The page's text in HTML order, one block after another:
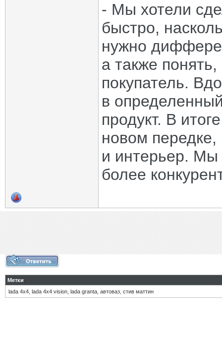
- Мы хотели
быстро,
нужно
а также
покупатель.
в
продукт. В
новом
и интерьер. Мы
более
Метки
lada 4x4 lada 4x4 vision lada granta автоваз стив маттин